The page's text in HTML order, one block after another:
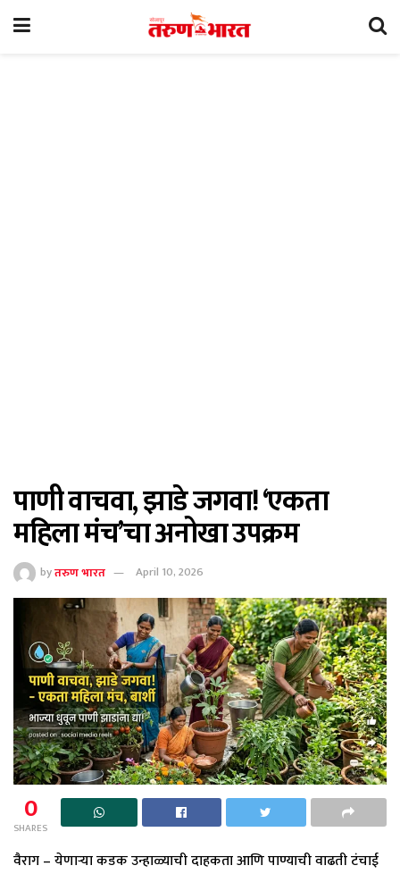
पाणी वाचवा, झाडे जगवा! ‘एकता
महिला मंच’चा अनोखा उपक्रम
byतरुण भारत April 10, 2026
0
SHARES
वैराग – येणाऱ्या कडक उन्हाळ्याची दाहकता आणि पाण्याची वाढती टंचाई